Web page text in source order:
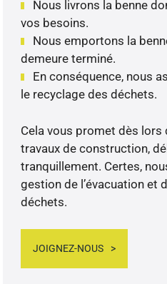
Nous livrons la benne
vos besoins.
Nous emportons la
demeure terminé.
En conséquence, nous
le recyclage des déchets.
Cela vous promet dès
travaux de construction,
tranquillement. Certes,
gestion de l’évacuation et
déchets.
JOIGNEZ-NOUS